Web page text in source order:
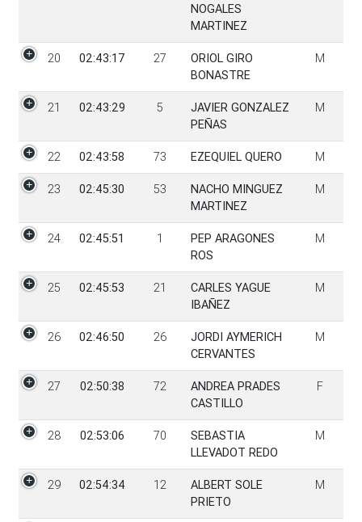
NOGALES
MARTINEZ
20 02:43:17 27
ORIOL GIRO
BONASTRE
M
21 02:43:29 5
JAVIER GONZALEZ
PEÑAS
M
22 02:43:58 73 EZEQUIEL QUERO M
23 02:45:30 53
NACHO MINGUEZ
MARTINEZ
M
24 02:45:51 1
PEP ARAGONES
ROS
M
25 02:45:53 21
CARLES YAGUE
IBAÑEZ
M
26 02:46:50 26
JORDI AYMERICH
CERVANTES
M
27 02:50:38 72
ANDREA PRADES
CASTILLO
F
28 02:53:06 70
SEBASTIA
LLEVADOT REDO
M
29 02:54:34 12
ALBERT SOLE
PRIETO
M